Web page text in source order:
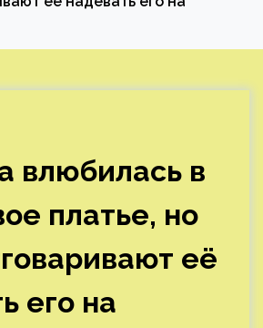
влюбилась в
платье, но
её
его на